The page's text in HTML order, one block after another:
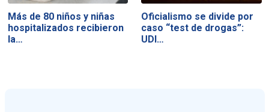
Más de 80 niños y niñas
hospitalizados recibieron
la…
Oficialismo se divide por
caso “test de drogas”:
UDI…